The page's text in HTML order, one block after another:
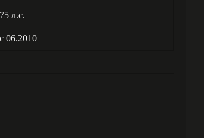
75 л.с.
с 06.2010